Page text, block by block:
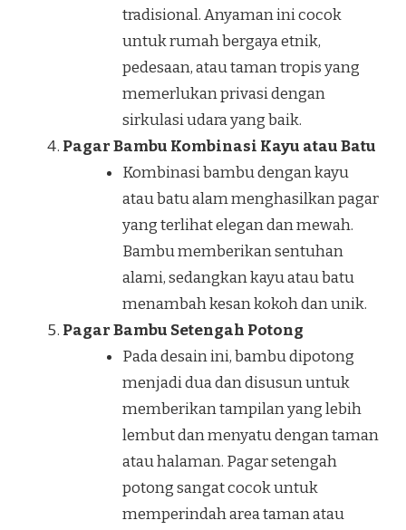
tradisional. Anyaman ini cocok
untuk rumah bergaya etnik,
pedesaan, atau taman tropis yang
memerlukan privasi dengan
sirkulasi udara yang baik.
Pagar Bambu Kombinasi Kayu atau Batu
Kombinasi bambu dengan kayu
atau batu alam menghasilkan pagar
yang terlihat elegan dan mewah.
Bambu memberikan sentuhan
alami, sedangkan kayu atau batu
menambah kesan kokoh dan unik.
Pagar Bambu Setengah Potong
Pada desain ini, bambu dipotong
menjadi dua dan disusun untuk
memberikan tampilan yang lebih
lembut dan menyatu dengan taman
atau halaman. Pagar setengah
potong sangat cocok untuk
memperindah area taman atau